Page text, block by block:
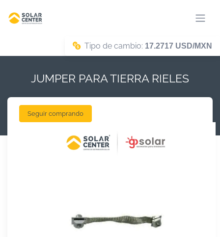
Tipo de cambio: 17.2717 USD/MXN
JUMPER PARA TIERRA RIELES
Seguir comprando